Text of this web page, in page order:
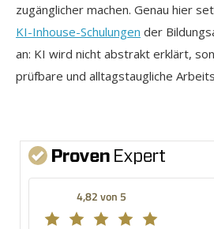
zugänglicher machen. Genau hier
KI-Inhouse-Schulungen der
an: KI wird nicht abstrakt erklärt,
prüfbare und alltagstaugliche
4,82 von 5